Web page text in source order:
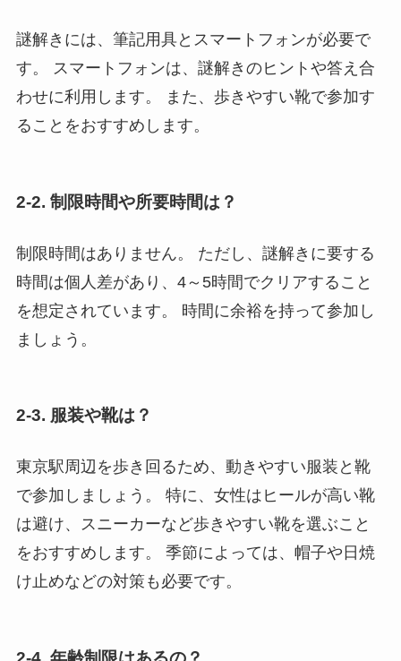
謎解きには、筆記用具とスマートフォンが必要で
す。 スマートフォンは、謎解きのヒントや答え合
わせに利用します。 また、歩きやすい靴で参加す
ることをおすすめします。
2-2. 制限時間や所要時間は？
制限時間はありません。 ただし、謎解きに要する
時間は個人差があり、4～5時間でクリアすること
を想定されています。 時間に余裕を持って参加し
ましょう。
2-3. 服装や靴は？
東京駅周辺を歩き回るため、動きやすい服装と靴
で参加しましょう。 特に、女性はヒールが高い靴
は避け、スニーカーなど歩きやすい靴を選ぶこと
をおすすめします。 季節によっては、帽子や日焼
け止めなどの対策も必要です。